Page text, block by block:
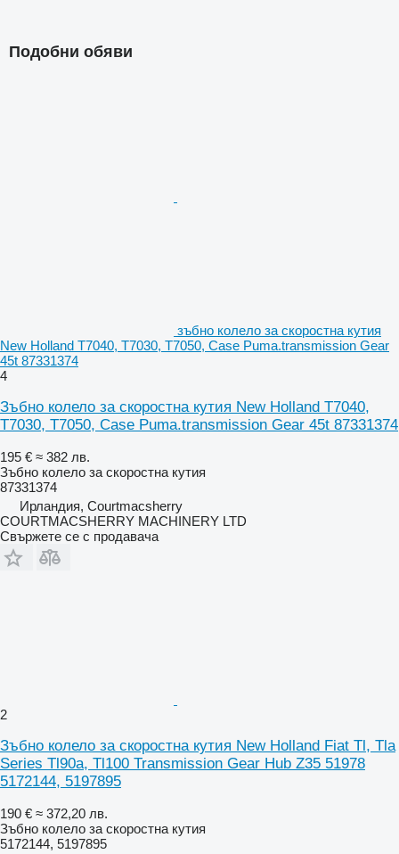
Подобни обяви
зъбно колело за скоростна кутия
New Holland T7040, T7030, T7050, Case Puma.transmission Gear
45t 87331374
4
Зъбно колело за скоростна кутия New Holland T7040,
T7030, T7050, Case Puma.transmission Gear 45t 87331374
195 € ≈ 382 лв.
Зъбно колело за скоростна кутия
87331374
Ирландия, Courtmacsherry
COURTMACSHERRY MACHINERY LTD
Свържете се с продавача
2
Зъбно колело за скоростна кутия New Holland Fiat Tl, Tla
Series Tl90a, Tl100 Transmission Gear Hub Z35 51978
5172144, 5197895
190 € ≈ 372,20 лв.
Зъбно колело за скоростна кутия
5172144, 5197895